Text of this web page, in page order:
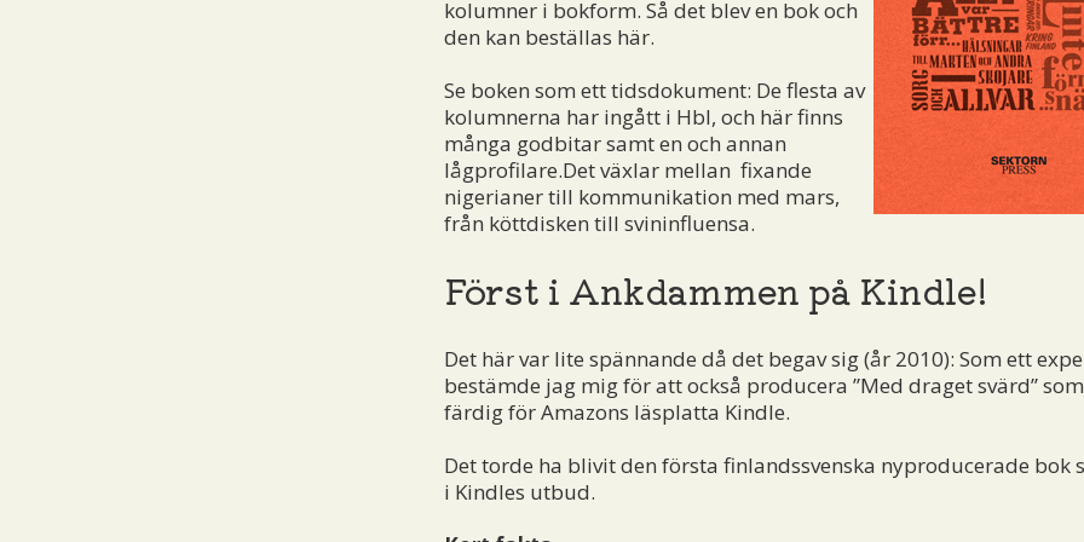
kolumner i bokform. Så det blev en bok och
den kan beställas här.
Se boken som ett tidsdokument: De flesta av
kolumnerna har ingått i Hbl, och här finns
många godbitar samt en och annan
lågprofilare.Det växlar mellan fixande
nigerianer till kommunikation med mars,
från köttdisken till svininfluensa.
Först i Ankdammen på Kindle!
Det här var lite spännande då det begav sig (år 2010): Som ett
bestämde jag mig för att också producera ”Med draget svärd”
färdig för Amazons läsplatta Kindle.
Det torde ha blivit den första finlandssvenska nyproducerade bok
i Kindles utbud.